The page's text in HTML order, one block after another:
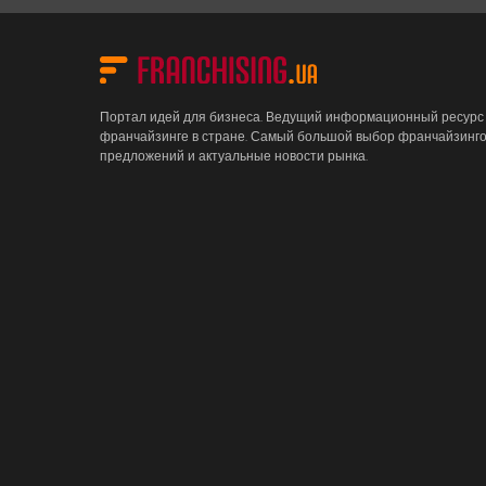
Портал идей для бизнеса. Ведущий информационный ресурс
франчайзинге в стране. Самый большой выбор
предложений и актуальные новости рынка.